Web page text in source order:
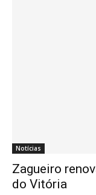
Notícias
Zagueiro
do Vitória